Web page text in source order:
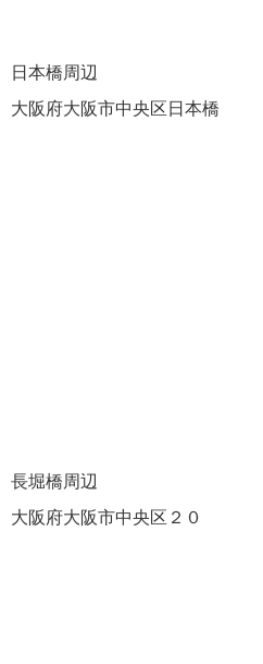
日本橋周辺
大阪府大阪市中央区日本橋
長堀橋周辺
大阪府大阪市中央区２０